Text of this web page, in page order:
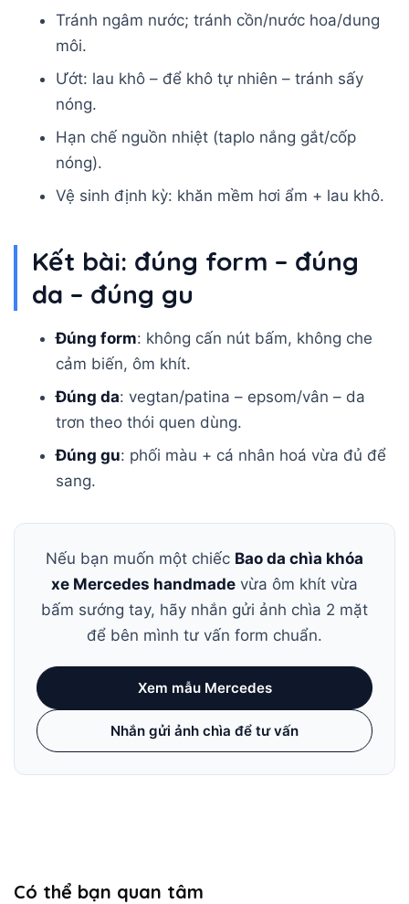
Tránh ngâm nước; tránh cồn/nước hoa/dung
môi.
Ướt: lau khô – để khô tự nhiên – tránh sấy
nóng.
Hạn chế nguồn nhiệt (taplo nắng gắt/cốp
nóng).
Vệ sinh định kỳ: khăn mềm hơi ẩm + lau khô.
Kết bài: đúng form – đúng
da – đúng gu
Đúng form: không cấn nút bấm, không che
cảm biến, ôm khít.
Đúng da: vegtan/patina – epsom/vân – da
trơn theo thói quen dùng.
Đúng gu: phối màu + cá nhân hoá vừa đủ để
sang.
Nếu bạn muốn một chiếc Bao da chìa khóa
xe Mercedes handmade vừa ôm khít vừa
bấm sướng tay, hãy nhắn gửi ảnh chìa 2 mặt
để bên mình tư vấn form chuẩn.
Xem mẫu Mercedes
Nhắn gửi ảnh chìa để tư vấn
Có thể bạn quan tâm